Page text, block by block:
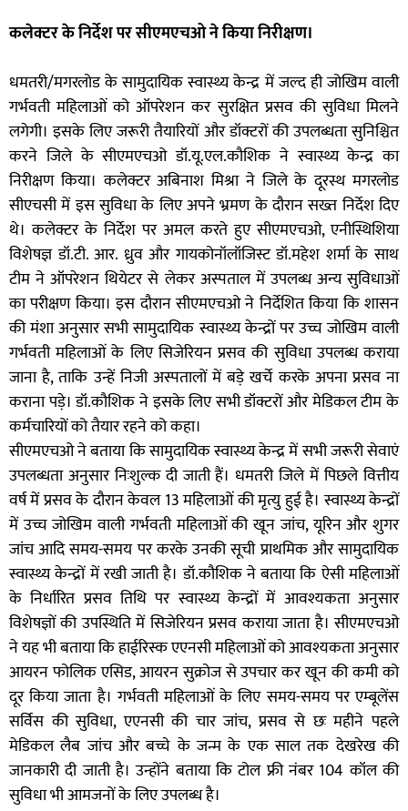
कलेक्टर के निर्देश पर सीएमएचओ ने किया निरीक्षण।
धमतरी/मगरलोड के सामुदायिक स्वास्थ्य केन्द्र में जल्द ही जोखिम वाली
गर्भवती महिलाओं को ऑपरेशन कर सुरक्षित प्रसव की सुविधा मिलने
लगेगी। इसके लिए जरूरी तैयारियों और डॉक्टरों की उपलब्धता सुनिश्चित
करने जिले के सीएमएचओ डॉ.यू.एल.कौशिक ने स्वास्थ्य केन्द्र का
निरीक्षण किया। कलेक्टर अबिनाश मिश्रा ने जिले के दूरस्थ मगरलोड
सीएचसी में इस सुविधा के लिए अपने भ्रमण के दौरान सख्त निर्देश दिए
थे। कलेक्टर के निर्देश पर अमल करते हुए सीएमएचओ, एनीस्थिशिया
विशेषज्ञ डॉ.टी. आर. ध्रुव और गायकोनॉलॉजिस्ट डॉ.महेश शर्मा के साथ
टीम ने ऑपरेशन थियेटर से लेकर अस्पताल में उपलब्ध अन्य सुविधाओं
का परीक्षण किया। इस दौरान सीएमएचओ ने निर्देशित किया कि शासन
की मंशा अनुसार सभी सामुदायिक स्वास्थ्य केन्द्रों पर उच्च जोखिम वाली
गर्भवती महिलाओं के लिए सिजेरियन प्रसव की सुविधा उपलब्ध कराया
जाना है, ताकि उन्हें निजी अस्पतालों में बड़े खर्चे करके अपना प्रसव ना
कराना पड़े। डॉ.कौशिक ने इसके लिए सभी डॉक्टरों और मेडिकल टीम के
कर्मचारियों को तैयार रहने को कहा।
सीएमएचओ ने बताया कि सामुदायिक स्वास्थ्य केन्द्र में सभी जरूरी सेवाएं
उपलब्धता अनुसार निःशुल्क दी जाती हैं। धमतरी जिले में पिछले वित्तीय
वर्ष में प्रसव के दौरान केवल 13 महिलाओं की मृत्यु हुई है। स्वास्थ्य केन्द्रों
में उच्च जोखिम वाली गर्भवती महिलाओं की खून जांच, यूरिन और शुगर
जांच आदि समय-समय पर करके उनकी सूची प्राथमिक और सामुदायिक
स्वास्थ्य केन्द्रों में रखी जाती है। डॉ.कौशिक ने बताया कि ऐसी महिलाओं
के निर्धारित प्रसव तिथि पर स्वास्थ्य केन्द्रों में आवश्यकता अनुसार
विशेषज्ञों की उपस्थिति में सिजेरियन प्रसव कराया जाता है। सीएमएचओ
ने यह भी बताया कि हाईरिस्क एएनसी महिलाओं को आवश्यकता अनुसार
आयरन फोलिक एसिड, आयरन सुक्रोज से उपचार कर खून की कमी को
दूर किया जाता है। गर्भवती महिलाओं के लिए समय-समय पर एम्बूलेंस
सर्विस की सुविधा, एएनसी की चार जांच, प्रसव से छः महीने पहले
मेडिकल लैब जांच और बच्चे के जन्म के एक साल तक देखरेख की
जानकारी दी जाती है। उन्होंने बताया कि टोल फ्री नंबर 104 कॉल की
सुविधा भी आमजनों के लिए उपलब्ध है।